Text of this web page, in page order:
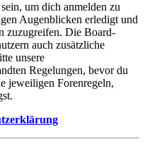
um dich anmelden zu
Augenblicken erledigt und
zuzugreifen. Die Board-
auch zusätzliche
unsere
Regelungen, bevor du
jeweiligen Forenregeln,